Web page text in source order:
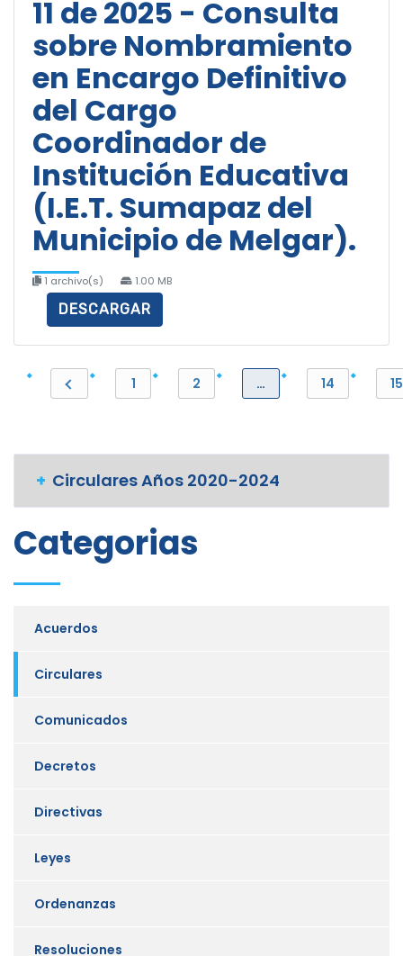
11 de 2025 - Consulta
sobre Nombramiento
en Encargo Definitivo
del Cargo
Coordinador de
Institución Educativa
(I.E.T. Sumapaz del
Municipio de Melgar).
1 archivo(s) 1.00 MB
DESCARGAR
1 2 … 14 15
Circulares Años 2020-2024
Categorias
Acuerdos
Circulares
Comunicados
Decretos
Directivas
Leyes
Ordenanzas
Resoluciones